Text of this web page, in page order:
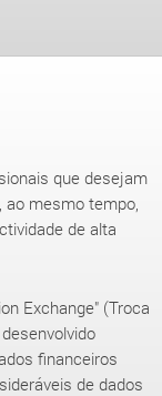
que desejam
ao mesmo tempo,
de alta
Exchange" (Troca
financeiros
de dados